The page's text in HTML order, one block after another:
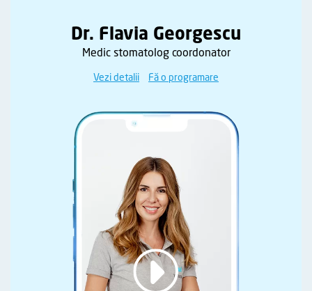
Dr. Flavia Georgescu
Medic stomatolog coordonator
Vezi detalii Fă o programare